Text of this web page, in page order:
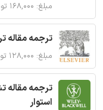
مبلغ: ۱۶۸,۰۰۰ تومان
ترجمه مقاله
مبلغ: ۱۲۸,۰۰۰ تومان
ترجمه مقاله
استوار